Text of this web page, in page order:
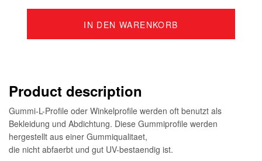
IN DEN WARENKORB
Product description
Gummi-L-Profile oder Winkelprofile werden oft benutzt als
Bekleidung und Abdichtung. Diese Gummiprofile werden
hergestellt aus einer Gummiqualitaet,
die nicht abfaerbt und gut UV-bestaendig ist.